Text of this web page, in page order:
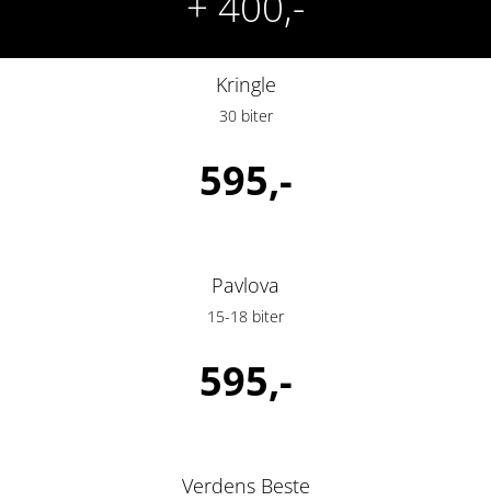
Kringle
30 biter
595,-
Pavlova
15-18 biter
595,-
Verdens Beste